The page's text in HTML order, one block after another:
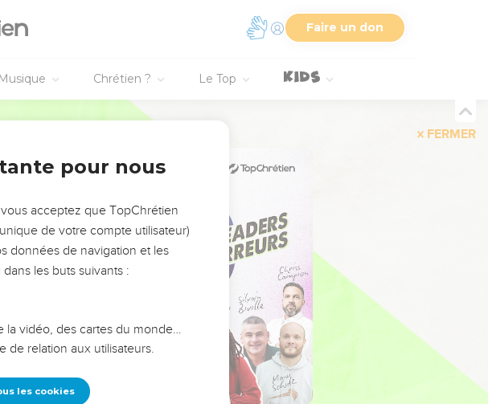
Faire un don
Musique Chrétien ? Le Top
FERMER
voit
pour nous
acceptez que TopChrétien
de votre compte utilisateur)
données de navigation et les
les buts suivants :
la vidéo, des cartes du monde…
de relation aux utilisateurs.
les cookies